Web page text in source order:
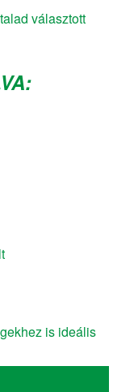
választott
is ideális